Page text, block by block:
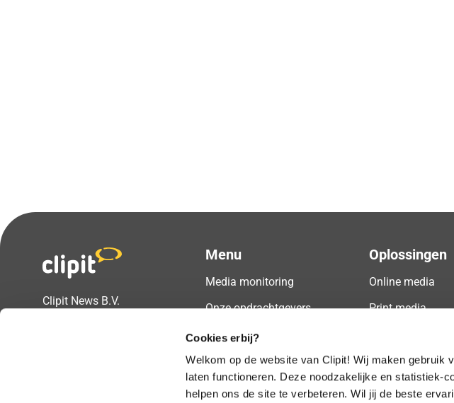
Cookies erbij?
Welkom op de website van Clipit! Wij maken gebruik
laten functioneren. Deze noodzakelijke en statistiek-
helpen ons de site te verbeteren. Wil jij de beste
Clipit News B.V.
Vragen of advies nodig?
Menu
Media monitoring
Onze opdrachtgevers
Over ons
Blogs
Oplossingen
Online media
Print media
Podcast
Social media